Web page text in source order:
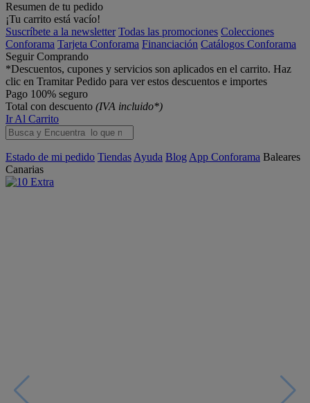
Resumen de tu pedido
¡Tu carrito está vacío!
Suscríbete a la newsletter Todas las promociones Colecciones
Conforama Tarjeta Conforama Financiación Catálogos Conforama
Seguir Comprando
*Descuentos, cupones y servicios son aplicados en el carrito. Haz
clic en Tramitar Pedido para ver estos descuentos e importes
Pago 100% seguro
Total con descuento (IVA incluido*)
Ir Al Carrito
Estado de mi pedido Tiendas Ayuda Blog App Conforama Baleares
Canarias